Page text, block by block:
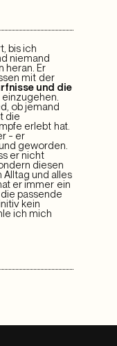
bis ich
niemand
heran. Er
mit der
und die
ob jemand
die
erlebt hat.
– er
geworden.
er nicht
diesen
Alltag und alles
er immer ein
passende
kein
ich mich